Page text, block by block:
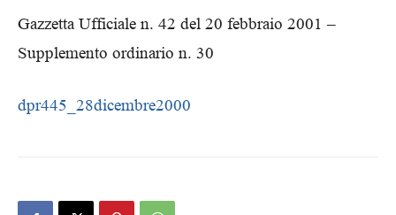
Gazzetta Ufficiale n. 42 del 20 febbraio 2001 –
Supplemento ordinario n. 30
dpr445_28dicembre2000